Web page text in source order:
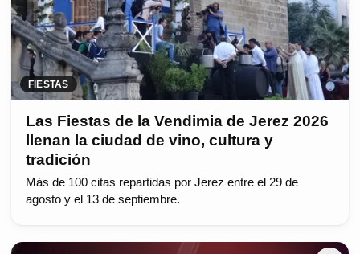
FIESTAS
Las Fiestas de la Vendimia de Jerez 2026
llenan la ciudad de vino, cultura y
tradición
Más de 100 citas repartidas por Jerez entre el 29 de
agosto y el 13 de septiembre.